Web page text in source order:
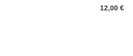
12,00 €